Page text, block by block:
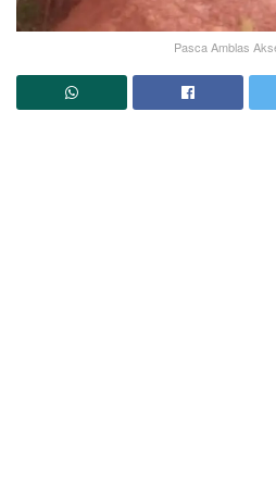
Pasca Amblas